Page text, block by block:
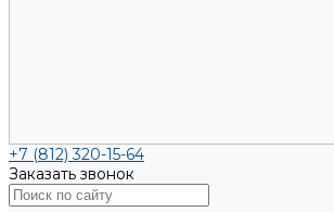
+7 (812) 320-15-64
Заказать звонок